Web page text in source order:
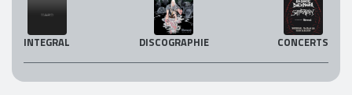
INTEGRAL DISCOGRAPHIE CONCERTS